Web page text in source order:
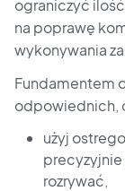
ograniczyć
na poprawę
wykonywania
Fundamentem
odpowiednich,
użyj
precyzyjnie
rozrywać,